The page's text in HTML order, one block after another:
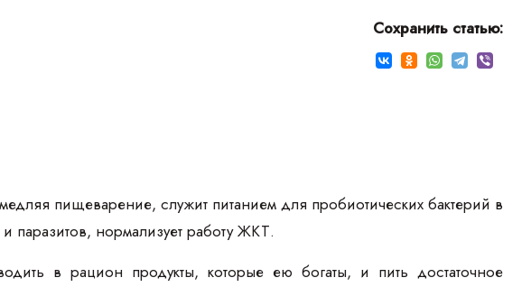
Сохранить статью:
пищеварение, служит питанием для пробиотических бактерий в
паразитов, нормализует работу ЖКТ.
в рацион продукты, которые ею богаты, и пить достаточное